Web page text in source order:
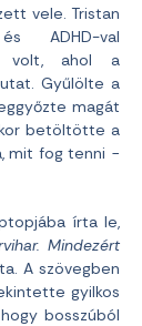
vele. Tristan
ADHD-val
volt, ahol a
Gyűlölte a
magát
betöltötte a
mit fog tenni −
írta le,
Mindezért
A szövegben
gyilkos
bosszúból